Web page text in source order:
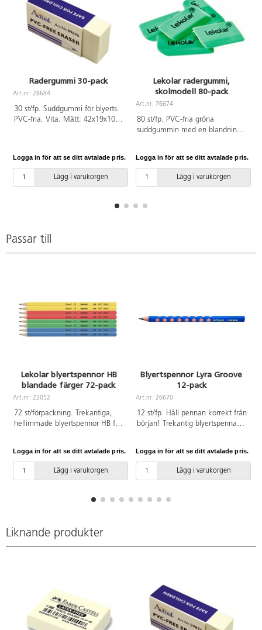
Radergummi 30-pack
Art.nr: 28684
30 st/fp. Suddgummi för blyerts.
PVC-fria. Vita. Mått: 42x19x10
Logga in för att se ditt avtalade pris.
Lägg i varukorgen
Lekolar radergummi,
skolmodell 80-pack
Art.nr: 76674
80 st/fp. PVC-fria gröna
suddgummin med en blandning
Logga in för att se ditt avtalade pris.
Lägg i varukorgen
Passar till
Lekolar blyertspennor HB
blandade färger 72-pack
Art.nr: 22052
72 st/förpackning. Trekantiga,
hellimmade blyertspennor HB för
gul, grön, röd och blå. Vässas
med pennvässare som klarar upp
till ø 12 mm. Längd: 175 mm, ø
Logga in för att se ditt avtalade pris.
Lägg i varukorgen
Blyertspennor Lyra Groove
12-pack
Art.nr: 26670
12 st/fp. Håll pennan korrekt från
början! Trekantig blyertspenna
Passar lika bra för både höger-
och vänsterhänta. Bryttåligt
färgstift. Hårdhetsgrad B. Med
certifierat trä.
Logga in för att se ditt avtalade pris.
Lägg i varukorgen
Liknande produkter